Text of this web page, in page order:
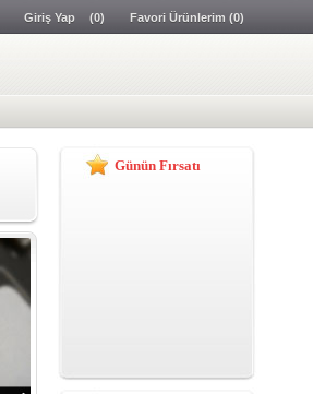
Giriş Yap (0) Favori Ürünlerim (0)
Günün Fırsatı